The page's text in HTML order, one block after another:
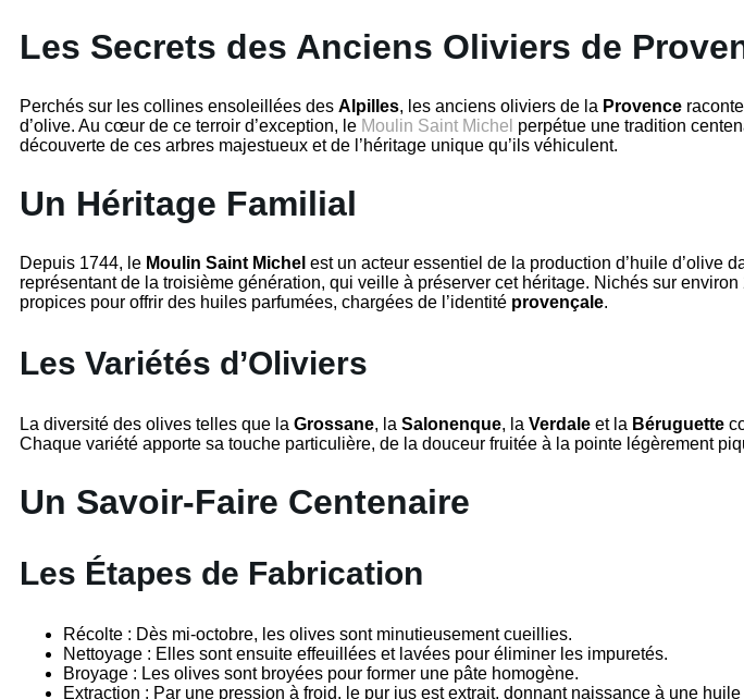
Les Secrets des Anciens Oliviers de
Perchés sur les collines ensoleillées des Alpilles, les anciens oliviers de la Provence
d’olive. Au cœur de ce terroir d’exception, le Moulin Saint Michel perpétue une tradition
découverte de ces arbres majestueux et de l’héritage unique qu’ils véhiculent.
Un Héritage Familial
Depuis 1744, le Moulin Saint Michel est un acteur essentiel de la production d’huile d’olive
représentant de la troisième génération, qui veille à préserver cet héritage. Nichés sur
propices pour offrir des huiles parfumées, chargées de l’identité provençale.
Les Variétés d’Oliviers
La diversité des olives telles que la Grossane, la Salonenque, la Verdale et la Béruguette
Chaque variété apporte sa touche particulière, de la douceur fruitée à la pointe légèrement
Un Savoir-Faire Centenaire
Les Étapes de Fabrication
Récolte : Dès mi-octobre, les olives sont minutieusement cueillies.
Nettoyage : Elles sont ensuite effeuillées et lavées pour éliminer les impuretés.
Broyage : Les olives sont broyées pour former une pâte homogène.
Extraction : Par une pression à froid, le pur jus est extrait, donnant naissance à une